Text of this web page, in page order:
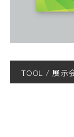
TOOL / 展示